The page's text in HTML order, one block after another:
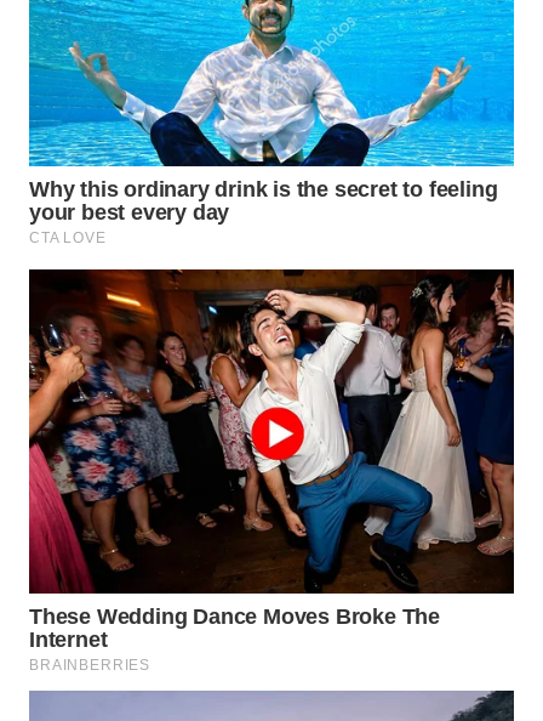
WAHANA
TRAVEL
WAHANA
TV
WAHANANEWS
ID
WAHANANEWS
CO ID
WAHANANEWS
NET
WAHANA
SPORT
WAHANA
UMKM
WAHANA
SELEB